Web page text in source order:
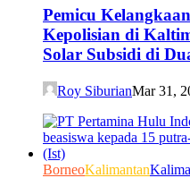
Pemicu
Kepolisian di
Solar Subsidi di
Roy SiburianMar 31,
BorneoKalimantan